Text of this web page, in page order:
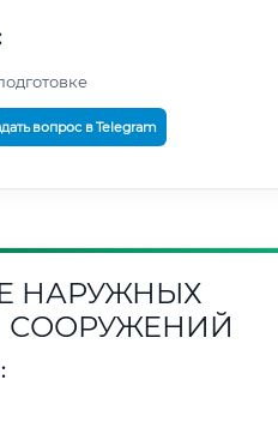
вопрос в Telegram
НАРУЖНЫХ
СООРУЖЕНИЙ